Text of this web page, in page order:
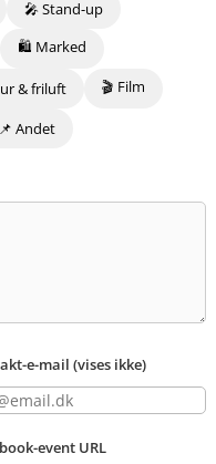
🎤 Stand-up
🛍️ Marked
& friluft 🎬 Film
📌 Andet
e-mail (vises ikke)
event URL